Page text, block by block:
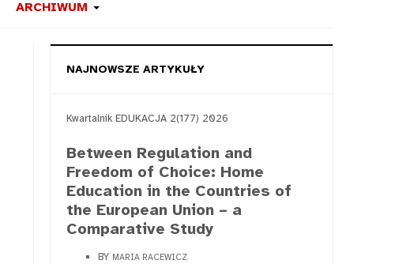
ARCHIWUM
NAJNOWSZE ARTYKUŁY
Kwartalnik EDUKACJA 2(177) 2026
Between Regulation and
Freedom of Choice: Home
Education in the Countries of
the European Union – a
Comparative Study
BY MARIA RACEWICZ